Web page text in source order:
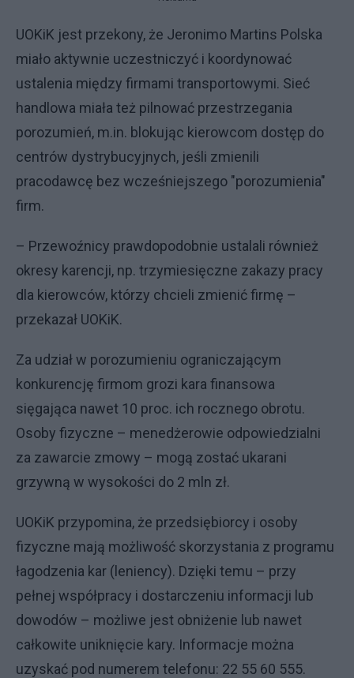
UOKiK jest przekony, że Jeronimo Martins Polska
miało aktywnie uczestniczyć i koordynować
ustalenia między firmami transportowymi. Sieć
handlowa miała też pilnować przestrzegania
porozumień, m.in. blokując kierowcom dostęp do
centrów dystrybucyjnych, jeśli zmienili
pracodawcę bez wcześniejszego "porozumienia"
firm.
– Przewoźnicy prawdopodobnie ustalali również
okresy karencji, np. trzymiesięczne zakazy pracy
dla kierowców, którzy chcieli zmienić firmę –
przekazał UOKiK.
Za udział w porozumieniu ograniczającym
konkurencję firmom grozi kara finansowa
sięgająca nawet 10 proc. ich rocznego obrotu.
Osoby fizyczne – menedżerowie odpowiedzialni
za zawarcie zmowy – mogą zostać ukarani
grzywną w wysokości do 2 mln zł.
UOKiK przypomina, że przedsiębiorcy i osoby
fizyczne mają możliwość skorzystania z programu
łagodzenia kar (leniency). Dzięki temu – przy
pełnej współpracy i dostarczeniu informacji lub
dowodów – możliwe jest obniżenie lub nawet
całkowite uniknięcie kary. Informacje można
uzyskać pod numerem telefonu: 22 55 60 555.